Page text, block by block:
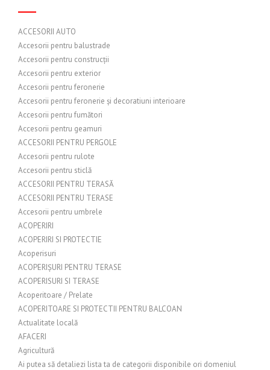
ACCESORII AUTO
Accesorii pentru balustrade
Accesorii pentru construcții
Accesorii pentru exterior
Accesorii pentru feronerie
Accesorii pentru feronerie și decoratiuni interioare
Accesorii pentru fumători
Accesorii pentru geamuri
ACCESORII PENTRU PERGOLE
Accesorii pentru rulote
Accesorii pentru sticlă
ACCESORII PENTRU TERASĂ
ACCESORII PENTRU TERASE
Accesorii pentru umbrele
ACOPERIRI
ACOPERIRI SI PROTECTIE
Acoperisuri
ACOPERIȘURI PENTRU TERASE
ACOPERISURI SI TERASE
Acoperitoare / Prelate
ACOPERITOARE SI PROTECTII PENTRU BALCOAN
Actualitate locală
AFACERI
Agricultură
Ai putea să detaliezi lista ta de categorii disponibile ori domeniul